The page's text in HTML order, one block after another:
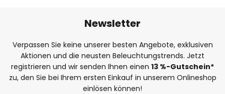
Newsletter
Verpassen Sie keine unserer besten Angebote, exklusiven
Aktionen und die neusten Beleuchtungstrends. Jetzt
registrieren und wir senden Ihnen einen 13 %-Gutschein*
zu, den Sie bei Ihrem ersten Einkauf in unserem Onlineshop
einlösen können!